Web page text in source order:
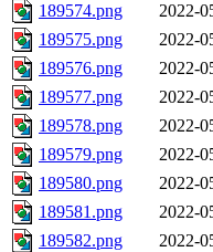
189574.png
2022-
189575.png
2022-
189576.png
2022-
189577.png
2022-
189578.png
2022-
189579.png
2022-
189580.png
2022-
189581.png
2022-
189582.png
2022-